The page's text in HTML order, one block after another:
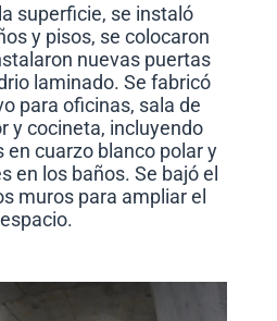
superficie, se instaló
y pisos, se colocaron
nuevas puertas
laminado. Se fabricó
para oficinas, sala de
y cocineta, incluyendo
en cuarzo blanco polar y
en los baños. Se bajó el
muros para ampliar el
espacio.